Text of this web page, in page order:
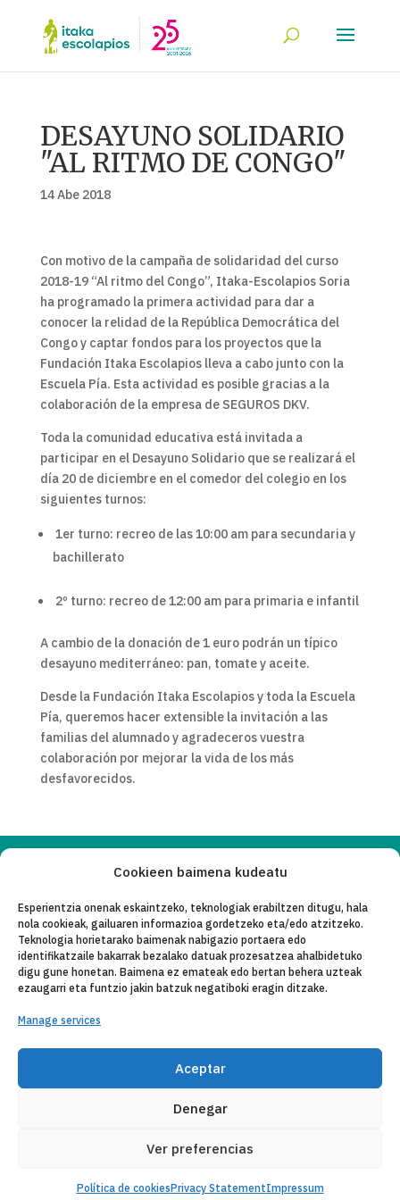
Cookieen baimena kudeatu
Esperientzia onenak eskaintzeko, teknologiak erabiltzen ditugu, hala
nola cookieak, gailuaren informazioa gordetzeko eta/edo atzitzeko.
Teknologia horietarako baimenak nabigazio portaera edo
identifikatzaile bakarrak bezalako datuak prozesatzea ahalbidetuko
digu gune honetan. Baimena ez emateak edo bertan behera uzteak
ezaugarri eta funtzio jakin batzuk negatiboki eragin ditzake.
Manage services
Aceptar
Denegar
Ver preferencias
Política de cookiesPrivacy StatementImpressum
DESAYUNO SOLIDARIO
"AL RITMO DE CONGO"
14 Abe 2018
Con motivo de la campaña de solidaridad del curso
2018-19 “Al ritmo del Congo”, Itaka-Escolapios Soria
ha programado la primera actividad para dar a
conocer la relidad de la República Democrática del
Congo y captar fondos para los proyectos que la
Fundación Itaka Escolapios lleva a cabo junto con la
Escuela Pía. Esta actividad es posible gracias a la
colaboración de la empresa de SEGUROS DKV.
Toda la comunidad educativa está invitada a
participar en el Desayuno Solidario que se realizará el
día 20 de diciembre en el comedor del colegio en los
siguientes turnos:
1er turno: recreo de las 10:00 am para secundaria y
bachillerato
2º turno: recreo de 12:00 am para primaria e infantil
A cambio de la donación de 1 euro podrán un típico
desayuno mediterráneo: pan, tomate y aceite.
Desde la Fundación Itaka Escolapios y toda la Escuela
Pía, queremos hacer extensible la invitación a las
familias del alumnado y agradeceros vuestra
colaboración por mejorar la vida de los más
desfavorecidos.
Copyleft 2025Itaka-Escolapios
LEGE OHAR
PRIBATASUN-POLITIKA
ENTITATE KOLABORATZAILEAK
POSTA ELEKTRONIKO